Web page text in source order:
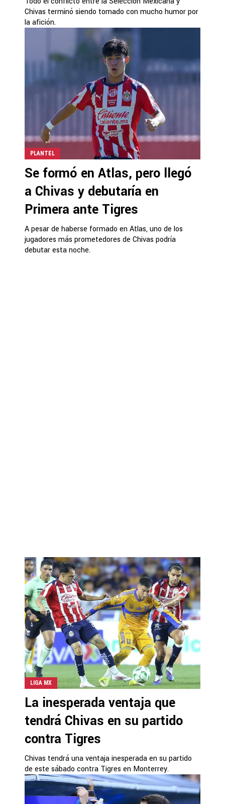
Chivas terminó siendo tomado con mucho humor por
la afición.
PLANTEL
Se formó en Atlas, pero llegó
a Chivas y debutaría en
Primera ante Tigres
A pesar de haberse formado en Atlas, uno de los
jugadores más prometedores de Chivas podría
debutar esta noche.
LIGA MX
La inesperada ventaja que
tendrá Chivas en su partido
contra Tigres
Chivas tendrá una ventaja inesperada en su partido
de este sábado contra Tigres en Monterrey.